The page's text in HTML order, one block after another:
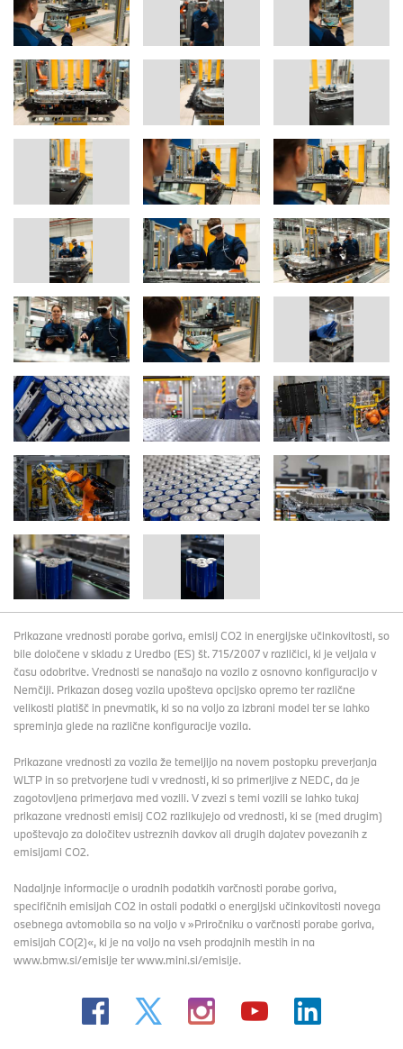
Prikazane vrednosti porabe goriva, emisij CO2 in energijske učinkovitosti, so
bile določene v skladu z Uredbo (ES) št. 715/2007 v različici, ki je veljala v
času odobritve. Vrednosti se nanašajo na vozilo z osnovno konfiguracijo v
Nemčiji. Prikazan doseg vozila upošteva opcijsko opremo ter različne
velikosti platišč in pnevmatik, ki so na voljo za izbrani model ter se lahko
spreminja glede na različne konfiguracije vozila.
Prikazane vrednosti za vozila že temeljijo na novem postopku preverjanja
WLTP in so pretvorjene tudi v vrednosti, ki so primerljive z NEDC, da je
zagotovljena primerjava med vozili. V zvezi s temi vozili se lahko tukaj
prikazane vrednosti emisij CO2 razlikujejo od vrednosti, ki se (med drugim)
upoštevajo za določitev ustreznih davkov ali drugih dajatev povezanih z
emisijami CO2.
Nadaljnje informacije o uradnih podatkih varčnosti porabe goriva,
specifičnih emisijah CO2 in ostali podatki o energijski učinkovitosti novega
osebnega avtomobila so na voljo v »Priročniku o varčnosti porabe goriva,
emisijah CO(2)«, ki je na voljo na vseh prodajnih mestih in na
www.bmw.si/emisije ter www.mini.si/emisije.